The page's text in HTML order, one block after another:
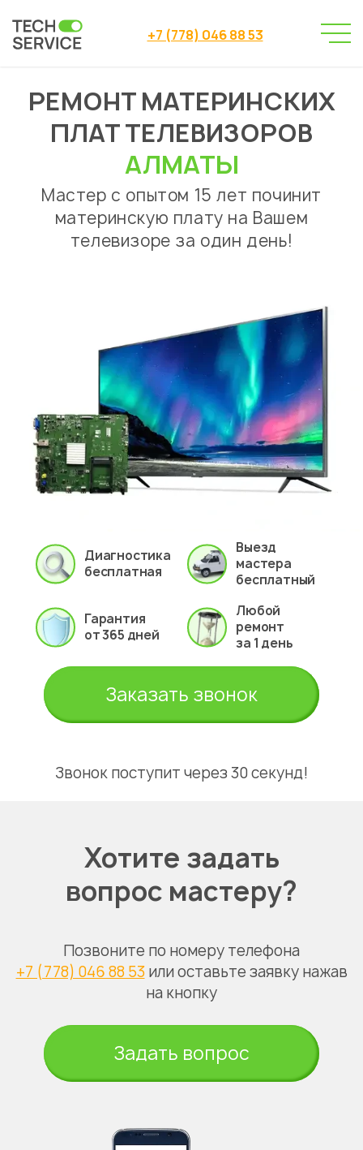
+7 (778) 046 88 53
Сервисный центр
→
Ремонт телевизоров
→
Ремонт материнских плат телевизоров
РЕМОНТ МАТЕРИНСКИХ
ПЛАТ ТЕЛЕВИЗОРОВ
АЛМАТЫ
Мастер с опытом 15 лет починит
материнскую плату на Вашем
телевизоре за один день!
Диагностика
бесплатная
Выезд
мастера
бесплатный
Гарантия
от 365 дней
Любой
ремонт
за 1 день
Заказать звонок
Звонок поступит через 30 секунд!
Хотите задать
вопрос мастеру?
Позвоните по номеру телефона
+7 (778) 046 88 53или оставьте заявку нажав
на кнопку
Задать вопрос